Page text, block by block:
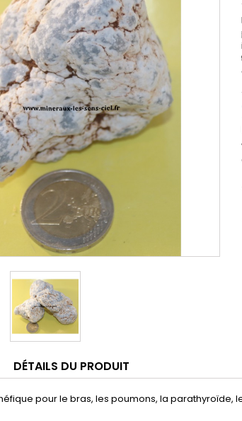
DÉTAILS DU PRODUIT
pour le bras, les poumons, la parathyroïde,